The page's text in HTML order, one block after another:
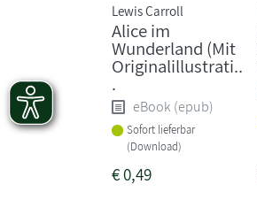
Lewis Carroll
Alice im
Wunderland (Mit
Originalillustrati..
.
eBook (epub)
Sofort lieferbar
(Download)
€0,49